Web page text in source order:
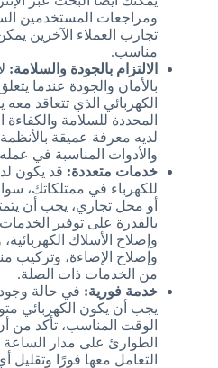
ومراجعات المستخدمين
تجارب العملاء الآخرين
مناسب.
الالتزام بالجودة والسلامة:
بالأمان والجودة عندما
الكهربائي الذي تتعاقد معه
المحددة للسلامة
لديه معرفة عميقة
والأدوات المناسبة في
خدمات متعددة: قد يكون
للكهرباء في ممتلكاتك،
أو محل تجاري، يجب أن
بالقدرة على توفير
وإصلاح الأسلاك
وإصلاح الإضاءة، وتركيب
من الخدمات ذات الصلة.
خدمة فورية: في حالة
يجب أن يكون الكهربائي
الوقت المناسب، تأكد من
الطوارئ على مدار
التعامل معها فورًا وتقليل